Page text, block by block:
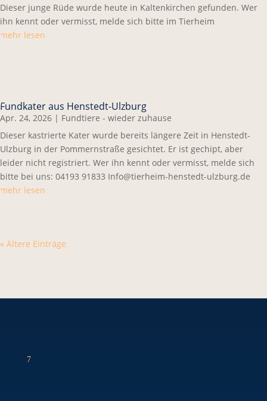
Dieser junge Rüde wurde heute in Kaltenkirchen gefunden. Wer
ihn kennt oder vermisst, melde sich bitte im Tierheim
mehr lesen
Fundkater aus Henstedt-Ulzburg
Apr. 24, 2026 | Fundtiere - wieder zuhause
Dieser kastrierte Kater wurde bereits längere Zeit in Henstedt-
Ulzburg in der Pommernstraße gesichtet. Er ist gechipt, aber
leider nicht registriert. Wer ihn kennt oder vermisst, melde sich
bitte bei uns: 04193 91833 Info@tierheim-henstedt-ulzburg.de
mehr lesen
« Ältere Einträge
7